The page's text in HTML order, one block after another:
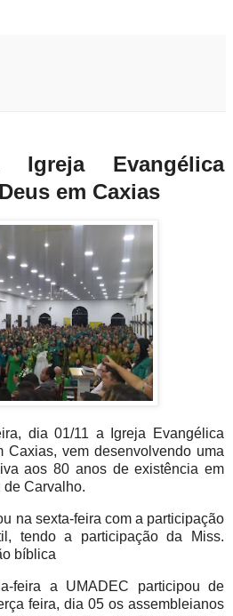
Evangélica
em Caxias
dia 01/11 a Igreja Evangélica
Caxias, vem desenvolvendo uma
aos 80 anos de existência em
Carvalho.
na sexta-feira com a participação
tendo a participação da Miss.
bíblica
feira a UMADEC participou de
feira, dia 05 os assembleianos